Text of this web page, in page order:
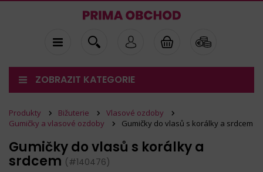
ZOBRAZIT KATEGORIE
Produkty Bižuterie
Vlasové ozdoby
Gumičky a vlasové ozdoby
Gumičky do vlasů s korálky a srdcem
Gumičky do vlasů s korálky a
srdcem(#140476)